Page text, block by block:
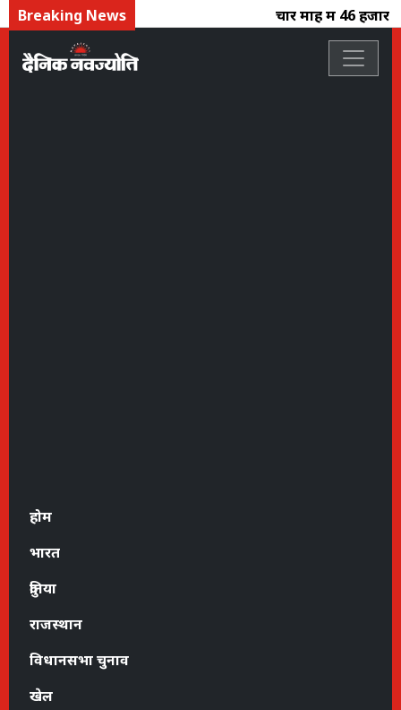
Breaking News चार माह में 46 हजार
होम
भारत
दुनिया
राजस्थान
विधानसभा चुनाव
खेल